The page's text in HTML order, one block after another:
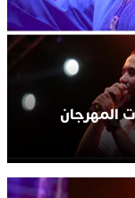
المهرجان